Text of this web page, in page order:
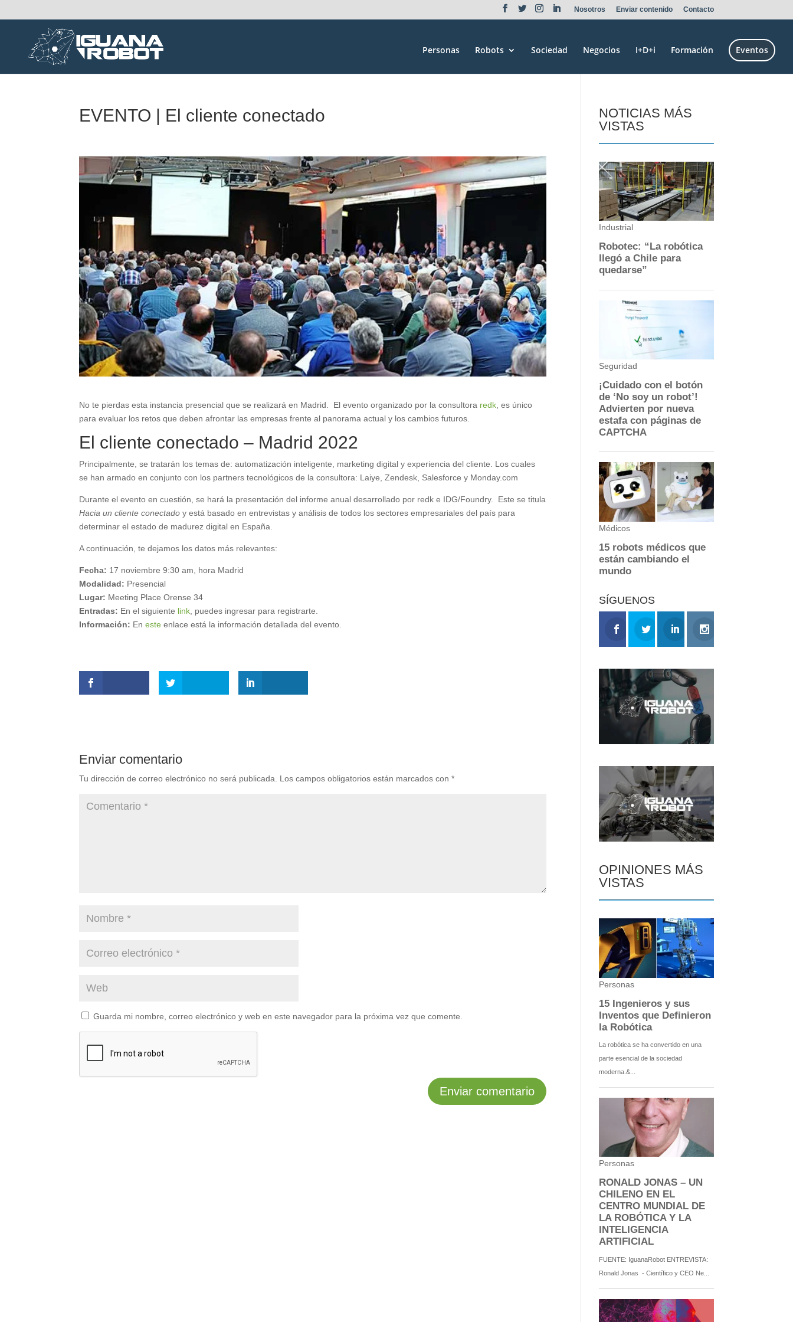
Nosotros Enviar contenido Contacto
Personas Robots Sociedad Negocios I+D+i Formación Eventos
EVENTO | El cliente conectado
No te pierdas esta instancia presencial que se realizará en Madrid. El evento organizado por la consultora redk , es único
para evaluar los retos que deben afrontar las empresas frente al panorama actual y los cambios futuros.
El cliente conectado – Madrid 2022
Principalmente, se tratarán los temas de: automatización inteligente, marketing digital y experiencia del cliente. Los cuales
se han armado en conjunto con los partners tecnológicos de la consultora: Laiye, Zendesk, Salesforce y Monday.com
Durante el evento en cuestión, se hará la presentación del informe anual desarrollado por redk e IDG/Foundry. Este se titula
Hacia un cliente conectado y está basado en entrevistas y análisis de todos los sectores empresariales del país para
determinar el estado de madurez digital en España.
A continuación, te dejamos los datos más relevantes:
Fecha: 17 noviembre 9:30 am, hora Madrid
Modalidad: Presencial
Lugar: Meeting Place Orense 34
Entradas: En el siguiente link , puedes ingresar para registrarte.
Información: Eneste enlace está la información detallada del evento.
Enviar comentario
Tu dirección de correo electrónico no será publicada. Los campos obligatorios están marcados con*
Guarda mi nombre, correo electrónico y web en este navegador para la próxima vez que comente.
NOTICIAS MÁS
VISTAS
SÍGUENOS
OPINIONES MÁS
VISTAS